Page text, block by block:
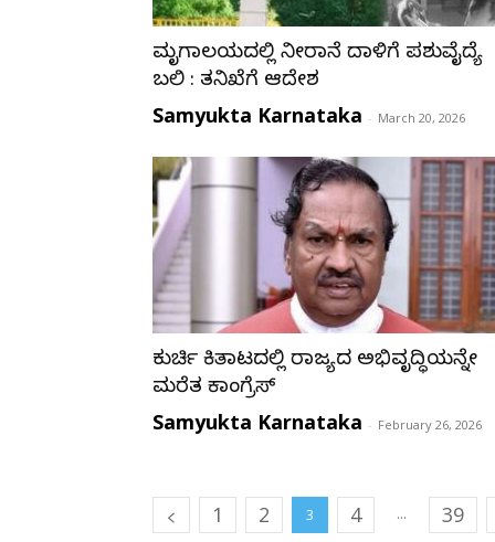
ಮೃಗಾಲಯದಲ್ಲಿ ನೀರಾನೆ ದಾಳಿಗೆ ಪಶುವೈದ್ಯೆ
ಬಲಿ : ತನಿಖೆಗೆ ಆದೇಶ
Samyukta Karnataka - March 20, 2026
ಕುರ್ಚಿ ಕಿತ್ತಾಟದಲ್ಲಿ ರಾಜ್ಯದ ಅಭಿವೃದ್ಧಿಯನ್ನೇ
ಮರೆತ ಕಾಂಗ್ರೆಸ್
Samyukta Karnataka - February 26, 2026
1 2 3 4 ... 39